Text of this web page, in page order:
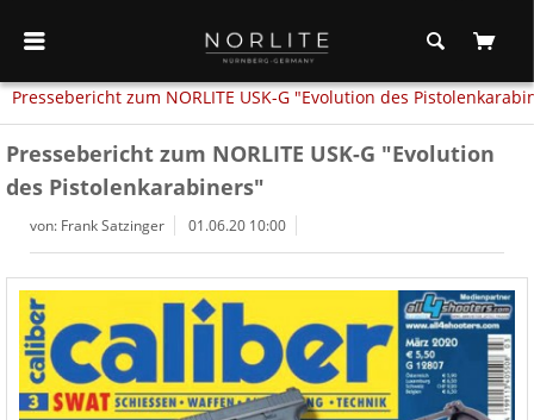
Pressebericht zum NORLITE USK-G "Evolution des
Pressebericht zum NORLITE USK-G "Evolution
des Pistolenkarabiners"
von: Frank Satzinger 01.06.20 10:00